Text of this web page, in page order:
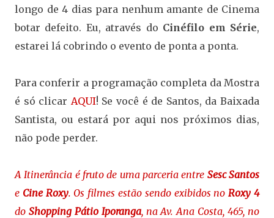
longo de 4 dias para nenhum amante de Cinema
botar defeito. Eu, através do Cinéfilo em Série,
estarei lá cobrindo o evento de ponta a ponta.
Para conferir a programação completa da Mostra
é só clicar AQUI! Se você é de Santos, da Baixada
Santista, ou estará por aqui nos próximos dias,
não pode perder.
A Itinerância é fruto de uma parceria entre Sesc Santos
e Cine Roxy. Os filmes estão sendo exibidos noRoxy 4
do Shopping Pátio Iporanga, na Av. Ana Costa, 465, no